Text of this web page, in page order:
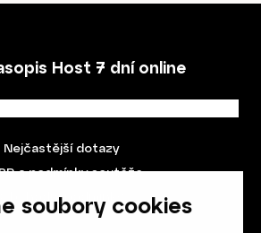
soubory cookies
Host 7 dní online
Nejčastější dotazy
a podmínky soutěže
Obchodní podmínky